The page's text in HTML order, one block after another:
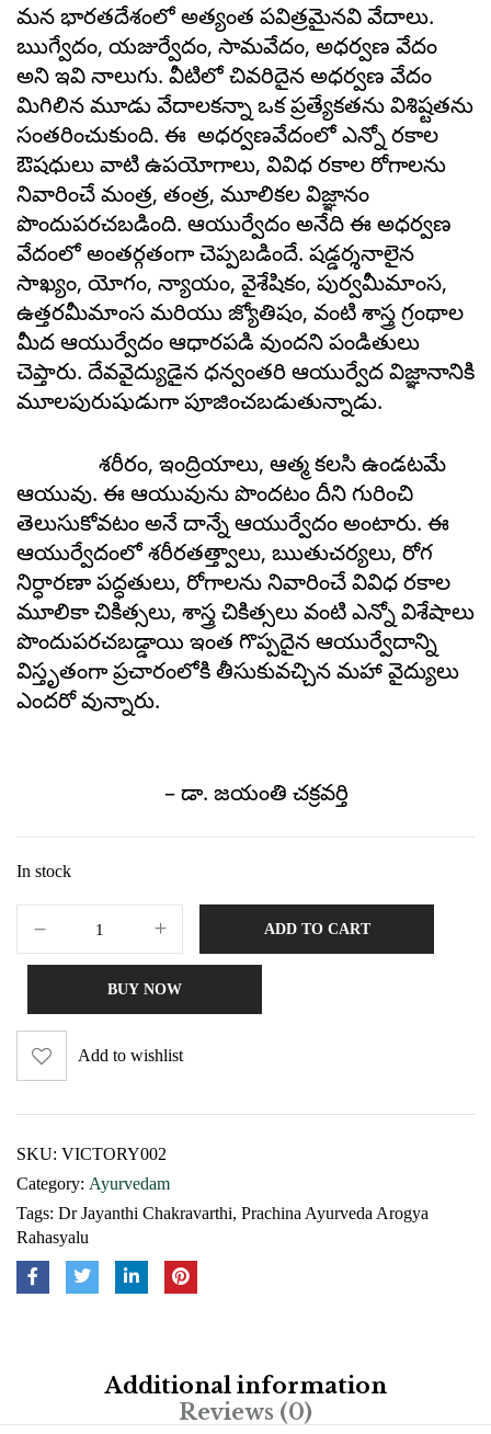
మన భారతదేశంలో అత్యంత పవిత్రమైనవి వేదాలు.
ఋగ్వేదం, యజుర్వేదం, సామవేదం, అధర్వణ వేదం
అని ఇవి నాలుగు. వీటిలో చివరిదైన అధర్వణ వేదం
మిగిలిన మూడు వేదాలకన్నా ఒక ప్రత్యేకతను విశిష్టతను
సంతరించుకుంది. ఈ అధర్వణవేదంలో ఎన్నో రకాల
ఔషధులు వాటి ఉపయోగాలు, వివిధ రకాల రోగాలను
నివారించే మంత్ర, తంత్ర, మూలికల విజ్ఞానం
పొందుపరచబడింది. ఆయుర్వేదం అనేది ఈ అధర్వణ
వేదంలో అంతర్గతంగా చెప్పబడిందే. షడ్డర్శనాలైన
సాఖ్యం, యోగం, న్యాయం, వైశేషికం, పుర్వమీమాంస,
ఉత్తరమీమాంస మరియు జ్యోతిషం, వంటి శాస్త్ర గ్రంథాల
మీద ఆయుర్వేదం ఆధారపడి వుందని పండితులు
చెప్తారు. దేవవైద్యుడైన ధన్వంతరి ఆయుర్వేద విజ్ఞానానికి
మూలపురుషుడుగా పూజించబడుతున్నాడు.
శరీరం, ఇంద్రియాలు, ఆత్మ కలసి ఉండటమే
ఆయువు. ఈ ఆయువును పొందటం దీని గురించి
తెలుసుకోవటం అనే దాన్నే ఆయుర్వేదం అంటారు. ఈ
ఆయుర్వేదంలో శరీరతత్త్వాలు, ఋతుచర్యలు, రోగ
నిర్ధారణా పద్ధతులు, రోగాలను నివారించే వివిధ రకాల
మూలికా చికిత్సలు, శాస్త్ర చికిత్సలు వంటి ఎన్నో విశేషాలు
పొందుపరచబడ్డాయి ఇంత గొప్పదైన ఆయుర్వేదాన్ని
విస్తృతంగా ప్రచారంలోకి తీసుకువచ్చిన మహా వైద్యులు
ఎందరో వున్నారు.
– డా. జయంతి చక్రవర్తి
In stock
ADD TO CART
BUY NOW
Add to wishlist
SKU: VICTORY002
Category: Ayurvedam
Tags: Dr Jayanthi Chakravarthi, Prachina Ayurveda Arogya
Rahasyalu
Additional information
Reviews (0)